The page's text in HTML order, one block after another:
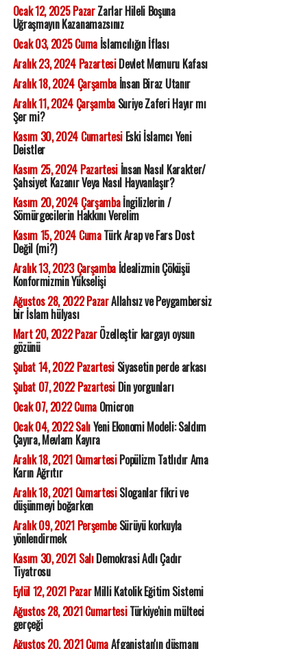
Ocak 12, 2025 PazarZarlar Hileli Boşuna
Uğraşmayın Kazanamazsınız
Ocak 03, 2025 Cumaİslamcılığın İflası
Aralık 23, 2024 PazartesiDevlet Memuru Kafası
Aralık 18, 2024 Çarşambaİnsan Biraz Utanır
Aralık 11, 2024 ÇarşambaSuriye Zaferi Hayır mı
Şer mi?
Kasım 30, 2024 CumartesiEski İslamcı Yeni
Deistler
Kasım 25, 2024 Pazartesiİnsan Nasıl Karakter/
Şahsiyet Kazanır Veya Nasıl Hayvanlaşır?
Kasım 20, 2024 Çarşambaİngilizlerin /
Sömürgecilerin Hakkını Verelim
Kasım 15, 2024 CumaTürk Arap ve Fars Dost
Değil (mi?)
Aralık 13, 2023 Çarşambaİdealizmin Çöküşü
Konformizmin Yükselişi
Ağustos 28, 2022 PazarAllahsız ve Peygambersiz
bir İslam hülyası
Mart 20, 2022 PazarÖzelleştir kargayı oysun
gözünü
Şubat 14, 2022 PazartesiSiyasetin perde arkası
Şubat 07, 2022 PazartesiDin yorgunları
Ocak 07, 2022 CumaOmicron
Ocak 04, 2022 SalıYeni Ekonomi Modeli: Saldım
Çayıra, Mevlam Kayıra
Aralık 18, 2021 CumartesiPopülizm Tatlıdır Ama
Karın Ağrıtır
Aralık 18, 2021 CumartesiSloganlar fikri ve
düşünmeyi boğarken
Aralık 09, 2021 PerşembeSürüyü korkuyla
yönlendirmek
Kasım 30, 2021 SalıDemokrasi Adlı Çadır
Tiyatrosu
Eylül 12, 2021 PazarMilli Katolik Eğitim Sistemi
Ağustos 28, 2021 CumartesiTürkiye'nin mülteci
gerçeği
Ağustos 20, 2021 CumaAfganistan'ın düşmanı